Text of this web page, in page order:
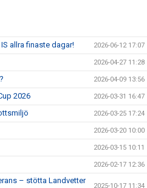
allra finaste dagar! 2026-06-12 17:07
2026-04-27 11:28
2026-04-09 13:56
2026 2026-03-31 16:47
2026-03-25 17:24
2026-03-20 10:00
2026-03-15 10:11
2026-02-17 12:36
– stötta Landvetter
2025-10-17 11:34